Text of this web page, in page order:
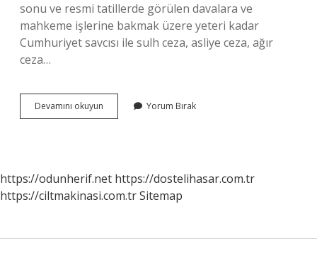
sonu ve resmi tatillerde görülen davalara ve
mahkeme işlerine bakmak üzere yeteri kadar
Cumhuriyet savcısı ile sulh ceza, asliye ceza, ağır
ceza…
Devamını okuyun
Gece
Yorum Bırak
https://odunherif.net https://dostelihasar.com.tr
https://ciltmakinasi.com.trSitemap